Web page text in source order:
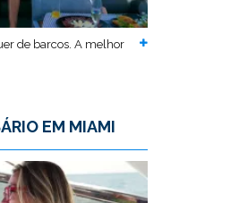
de barcos. A melhor
EM MIAMI